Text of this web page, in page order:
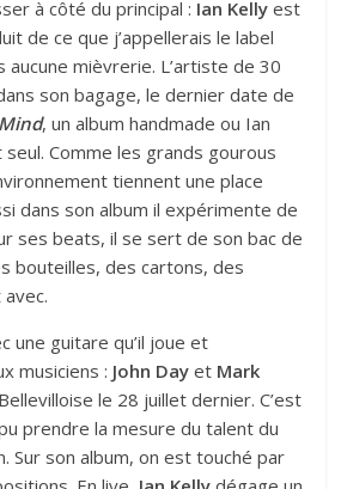
à côté du principal : Ian Kellyest
de ce que j’appellerais le label
aucune mièvrerie. L’artiste de 30
son bagage, le dernier date de
, un album handmade ou Ian
Comme les grands gourous
tiennent une place
dans son album il expérimente de
ses beats, il se sert de son bac de
bouteilles, des cartons, des
une guitare qu’il joue et
musiciens : John Day et Mark
le 28 juillet dernier. C’est
prendre la mesure du talent du
Sur son album, on est touché par